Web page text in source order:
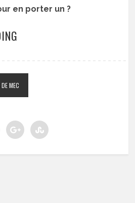
en porter un ?
MEC